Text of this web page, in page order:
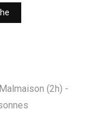
(2h) -